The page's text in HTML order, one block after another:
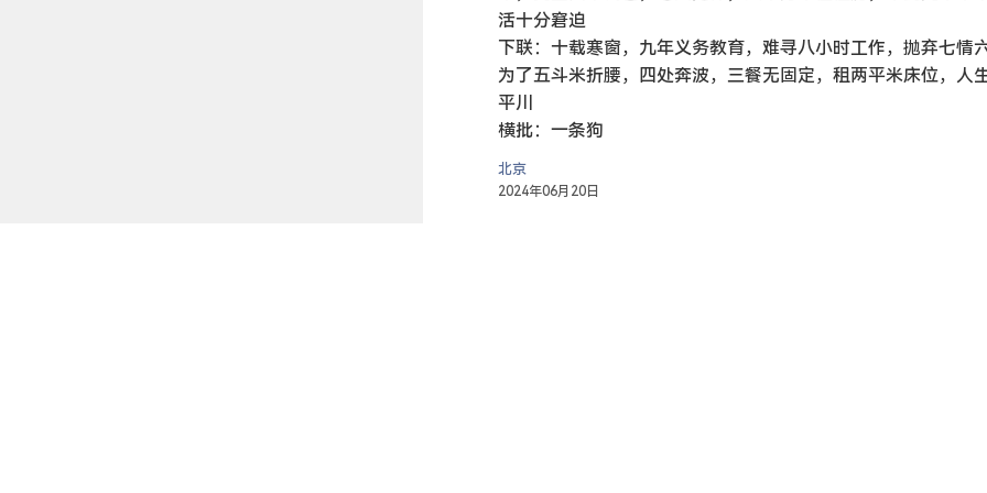
活十分窘迫
下联：十载寒窗，九年义务教育，难寻八小时工作，抛弃七情六
为了五斗米折腰，四处奔波，三餐无固定，租两平米床位，人
平川
横批：一条狗
北京
2024年06月20日